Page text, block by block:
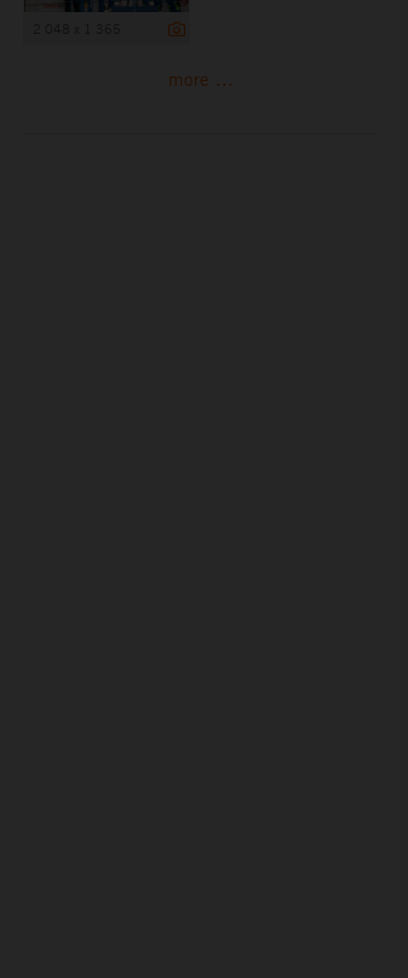
more ...